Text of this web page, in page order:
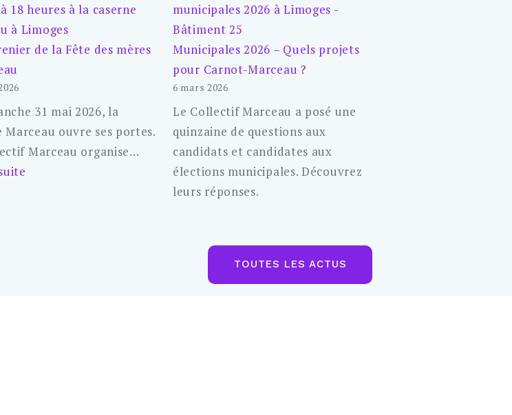
de la Fête des mères
31 mai 2026, la
Marceau ouvre ses portes.
Marceau organise…
Municipales 2026 – Quels projets
pour Carnot-Marceau ?
6 mars 2026
Le Collectif Marceau a posé une
quinzaine de questions aux
candidats et candidates aux
élections municipales. Découvrez
leurs réponses.
TOUTES LES ACTUS